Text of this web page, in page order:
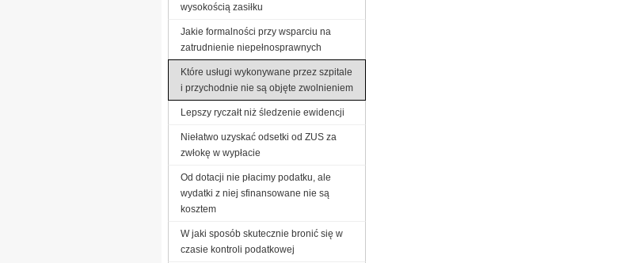
wysokością zasiłku
Jakie formalności przy wsparciu na
zatrudnienie niepełnosprawnych
Które usługi wykonywane przez szpitale
i przychodnie nie są objęte zwolnieniem
Lepszy ryczałt niż śledzenie ewidencji
Niełatwo uzyskać odsetki od ZUS za
zwłokę w wypłacie
Od dotacji nie płacimy podatku, ale
wydatki z niej sfinansowane nie są
kosztem
W jaki sposób skutecznie bronić się w
czasie kontroli podatkowej